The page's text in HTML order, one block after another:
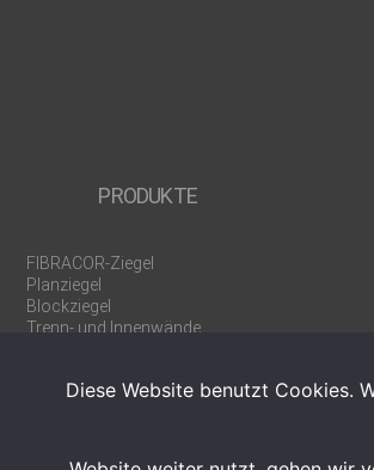
PRODUKTE
FIBRACOR-Ziegel
Planziegel
Blockziegel
Trenn- und Innenwände
Ergänzungsprodukte
Diese Website benutzt Cookies.